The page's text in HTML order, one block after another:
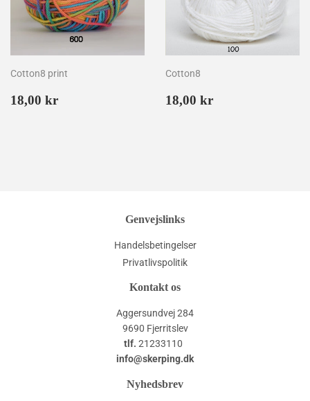
Cotton8 print
Normalpris
18,00 kr
Cotton8
Normalpris
18,00 kr
Genvejslinks
Handelsbetingelser
Privatlivspolitik
Kontakt os
Aggersundvej 284
9690 Fjerritslev
tlf. 21233110
info@skerping.dk
Nyhedsbrev